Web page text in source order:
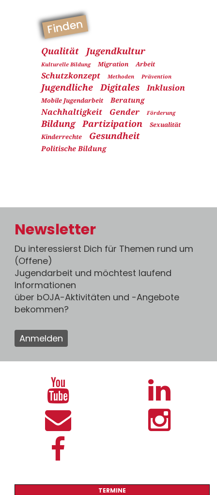
Finden
Qualität Jugendkultur
Kulturelle Bildung Migration Arbeit
Schutzkonzept Methoden Prävention
Jugendliche Digitales Inklusion
Mobile Jugendarbeit Beratung
Nachhaltigkeit Gender Förderung
Bildung Partizipation
Sexualität
Kinderrechte
Gesundheit
Politische Bildung
Newsletter
Du interessierst Dich für Themen rund um
(Offene)
Jugendarbeit und möchtest laufend
Informationen
über bOJA-Aktivitäten und -Angebote
bekommen?
Anmelden
TERMINE